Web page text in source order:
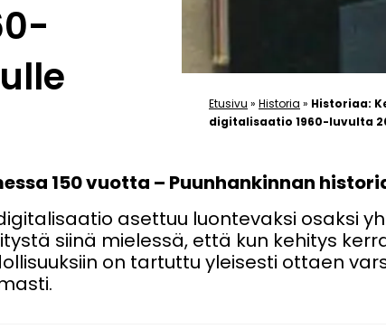
Etusivu » Historia » Historiaa:
digitalisaatio 1960-luvulta
150 vuotta – Puunhankinnan
asettuu luontevaksi osaksi
siinä mielessä, että kun kehitys
on tartuttu yleisesti ottaen